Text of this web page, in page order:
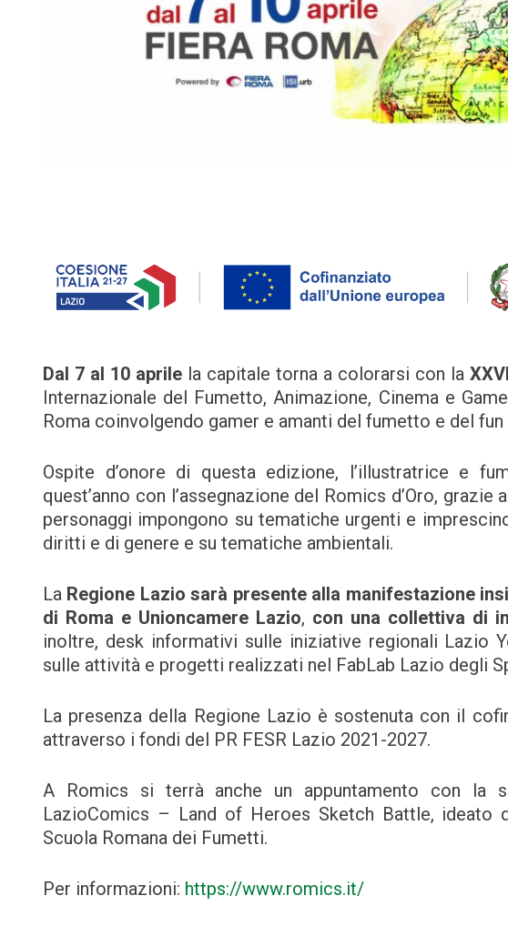
Dal 7 al 10 aprile la capitale torna a colorarsi con la
Internazionale del Fumetto, Animazione, Cinema e
Roma coinvolgendo gamer e amanti del fumetto e del fun
Ospite d’onore di questa edizione, l’illustratrice e
quest’anno con l’assegnazione del Romics d’Oro,
personaggi impongono su tematiche urgenti e
diritti e di genere e su tematiche ambientali.
La Regione Lazio sarà presente alla manifestazione
di Roma e Unioncamere Lazio, con una collettiva di
inoltre, desk informativi sulle iniziative regionali Lazio
sulle attività e progetti realizzati nel FabLab Lazio degli
La presenza della Regione Lazio è sostenuta con il
attraverso i fondi del PR FESR Lazio 2021-2027.
A Romics si terrà anche un appuntamento con la
LazioComics – Land of Heroes Sketch Battle, ideato
Scuola Romana dei Fumetti.
Per informazioni: https://www.romics.it/